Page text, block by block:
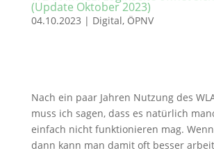
(Update Oktober 2023)
04.10.2023 | Digital, ÖPNV
Nach ein paar Jahren Nutzung des
muss ich sagen, dass es natürlich
einfach nicht funktionieren mag.
dann kann man damit oft besser